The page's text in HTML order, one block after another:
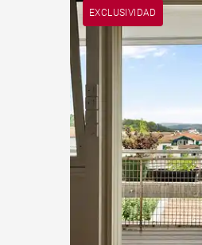
EXCLUSIVIDAD